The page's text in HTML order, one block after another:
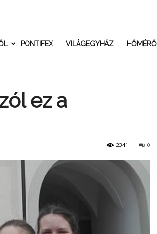
PONTIFEX VILÁGEGYHÁZ HŐMÉRŐ
ez a
0
2341